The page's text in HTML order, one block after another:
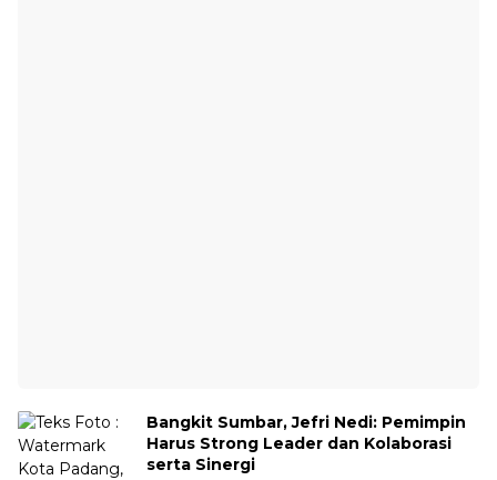
Bangkit Sumbar, Jefri Nedi: Pemimpin
Harus Strong Leader dan Kolaborasi
serta Sinergi